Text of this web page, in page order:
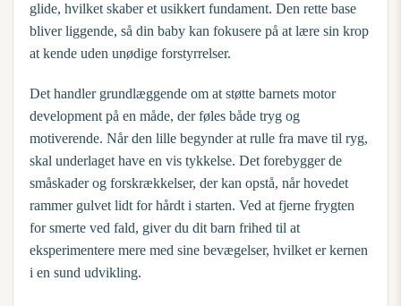
glide, hvilket skaber et usikkert fundament. Den rette base
bliver liggende, så din baby kan fokusere på at lære sin krop
at kende uden unødige forstyrrelser.
Det handler grundlæggende om at støtte barnets motor
development på en måde, der føles både tryg og
motiverende. Når den lille begynder at rulle fra mave til ryg,
skal underlaget have en vis tykkelse. Det forebygger de
småskader og forskrækkelser, der kan opstå, når hovedet
rammer gulvet lidt for hårdt i starten. Ved at fjerne frygten
for smerte ved fald, giver du dit barn frihed til at
eksperimentere mere med sine bevægelser, hvilket er kernen
i en sund udvikling.